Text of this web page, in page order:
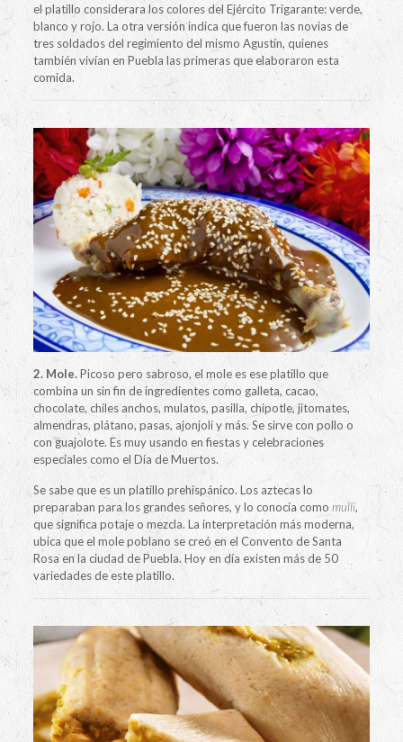
el platillo considerara los colores del Ejército Trigarante: verde,
blanco y rojo. La otra versión indica que fueron las novias de
tres soldados del regimiento del mismo Agustín, quienes
también vivían en Puebla las primeras que elaboraron esta
comida.
2. Mole.Picoso pero sabroso, el mole es ese platillo que
combina un sin fin de ingredientes como galleta, cacao,
chocolate, chiles anchos, mulatos, pasilla, chipotle, jitomates,
almendras, plátano, pasas, ajonjolí y más. Se sirve con pollo o
con guajolote. Es muy usando en fiestas y celebraciones
especiales como el Día de Muertos.
Se sabe que es un platillo prehispánico. Los aztecas lo
preparaban para los grandes señores, y lo conocía como mulli,
que significa potaje o mezcla. La interpretación más moderna,
ubica que el mole poblano se creó en el Convento de Santa
Rosa en la ciudad de Puebla. Hoy en día existen más de 50
variedades de este platillo.